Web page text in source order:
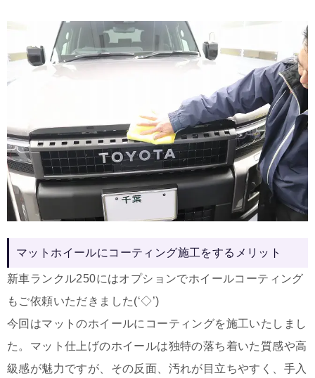
マットホイールにコーティング施工をするメリット
新車ランクル250にはオプションでホイールコーティング
もご依頼いただきました(‘◇’)ゞ
今回はマットのホイールにコーティングを施工いたしまし
た。マット仕上げのホイールは独特の落ち着いた質感や高
級感が魅力ですが、その反面、汚れが目立ちやすく、手入